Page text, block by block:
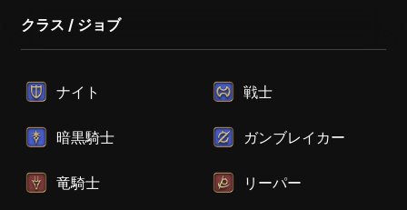
クラス / ジョブ
ナイト 戦士
暗黒騎士 ガンブレイカー
竜騎士 リーパー